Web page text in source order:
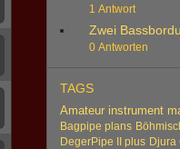
1 Antwort
Zwei
0 Antworten
TAGS
Amateur instrument
Bagpipe plans
DegerPipe II plus Djura